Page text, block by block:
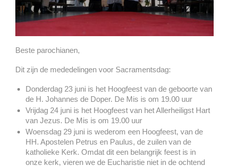
Beste parochianen,
Dit zijn de mededelingen voor Sacramentsdag:
Donderdag 23 juni is het Hoogfeest van de geboorte van
de H. Johannes de Doper. De Mis is om 19.00 uur
Vrijdag 24 juni is het Hoogfeest van het Allerheiligst Hart
van Jezus. De Mis is om 19.00 uur
Woensdag 29 juni is wederom een Hoogfeest, van de
HH. Apostelen Petrus en Paulus, de zuilen van de
katholieke Kerk. Omdat dit een belangrijk feest is in
onze kerk, vieren we de Eucharistie niet in de ochtend